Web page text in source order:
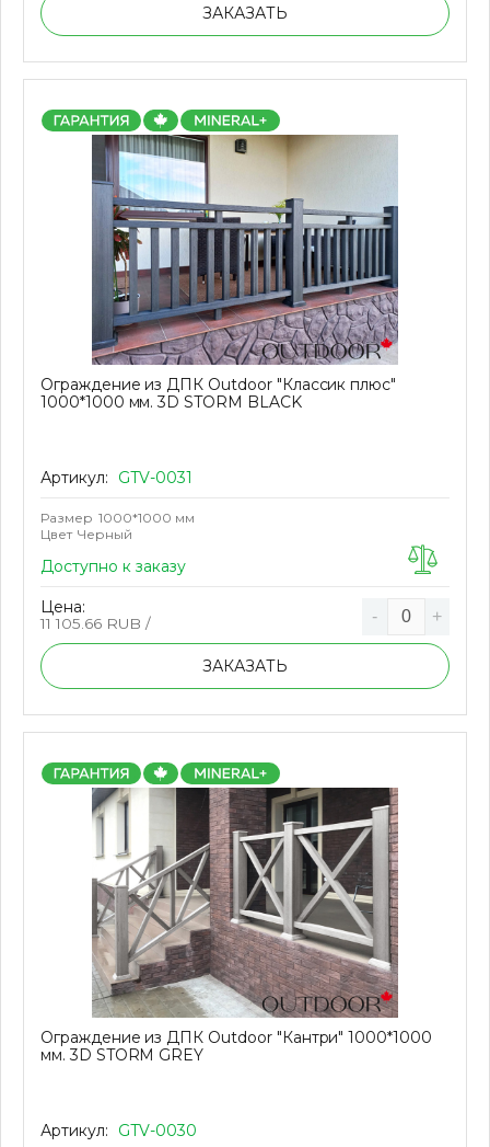
ЗАКАЗАТЬ
Ограждение из ДПК Outdoor "Классик плюс"
1000*1000 мм. 3D STORM BLACK
Артикул: GTV-0031
Размер 1000*1000 мм
Цвет Черный
Доступно к заказу
Цена:
11 105.66 RUB / - +
ЗАКАЗАТЬ
Ограждение из ДПК Outdoor "Кантри" 1000*1000
мм. 3D STORM GREY
Артикул: GTV-0030